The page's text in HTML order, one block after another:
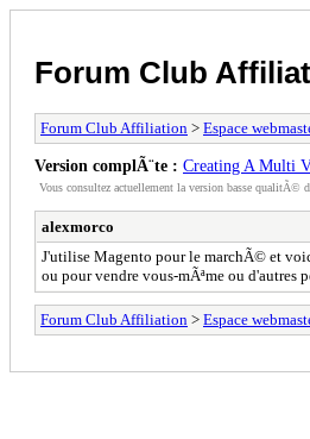
Forum Club
Forum Club Affiliation > Espace
Version complÃ¨te : Creating A Multi
Vous consultez actuellement la version basse qualitÃ©
alexmorco
J'utilise Magento pour le marchÃ© et
ou pour vendre vous-mÃªme ou d'autres
Forum Club Affiliation > Espace